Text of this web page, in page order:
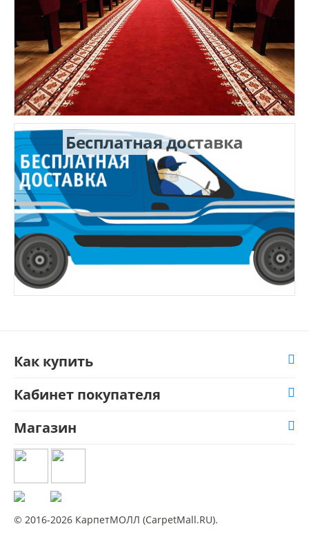
Бесплатная доставка
Как купить
Кабинет покупателя
Магазин
© 2016-2026 КарпетМОЛЛ (CarpetMall.RU).